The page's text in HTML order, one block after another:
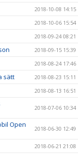
2018-10-08 14:15
2018-10-06 15:54
2018-09-24 08:21
2018-09-15 15:39
2018-08-24 17:46
sätt 2018-08-23 15:11
2018-08-13 16:51
2018-07-06 10:34
Open
2018-06-30 12:49
2018-06-21 21:08